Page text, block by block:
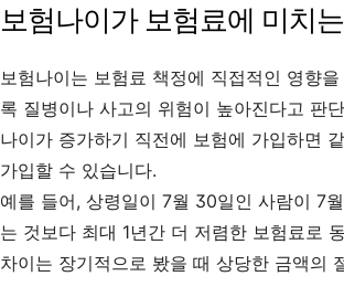
보험나이가 보험료에 미치
보험나이는 보험료 책정에 직접적인 영향
록 질병이나 사고의 위험이 높아진다고 판
나이가 증가하기 직전에 보험에 가입하면
가입할 수 있습니다.
예를 들어, 상령일이 7월 30일인 사람이 7
는 것보다 최대 1년간 더 저렴한 보험료로
차이는 장기적으로 봤을 때 상당한 금액의